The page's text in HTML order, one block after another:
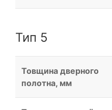
Тип 5
Товщина дверного
полотна, мм